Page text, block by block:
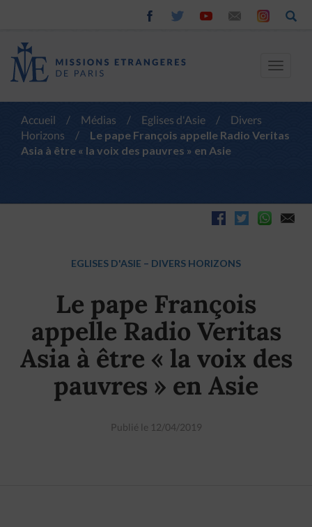
Toggle
Accueil / Médias / Eglises d'Asie /
Divers
Horizons
/
Le pape François appelle Radio Veritas
Asia à être « la voix des pauvres » en Asie
EGLISES D'ASIE – DIVERS HORIZONS
Le pape François
appelle Radio Veritas
Asia à être « la voix des
pauvres » en Asie
Publié le 12/04/2019